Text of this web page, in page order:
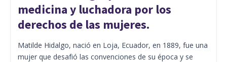
medicina y luchadora por los
derechos de las mujeres.
Matilde Hidalgo, nació en Loja, Ecuador, en 1889, fue una
mujer que desafió las convenciones de su época y se